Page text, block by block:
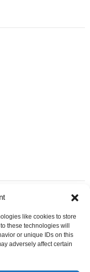
like cookies to store
these technologies will
or unique IDs on this
adversely affect certain